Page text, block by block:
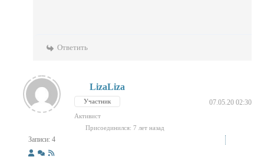
Ответить
Записи: 4
LizaLiza
Участник 07.05.20 02:30
Активист
Присоединился: 7 лет назад